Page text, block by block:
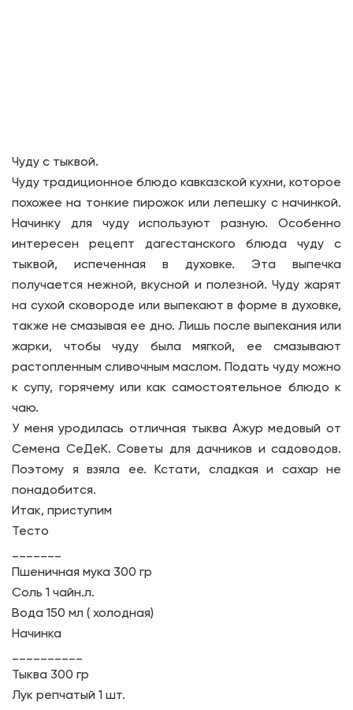
Чуду с тыквой.
Чуду традиционное блюдо кавказской кухни, которое
похожее на тонкие пирожок или лепешку с начинкой.
Начинку для чуду используют разную. Особенно
интересен рецепт дагестанского блюда чуду с
тыквой, испеченная в духовке. Эта выпечка
получается нежной, вкусной и полезной. Чуду жарят
на сухой сковороде или выпекают в форме в духовке,
также не смазывая ее дно. Лишь после выпекания или
жарки, чтобы чуду была мягкой, ее смазывают
растопленным сливочным маслом. Подать чуду можно
к супу, горячему или как самостоятельное блюдо к
чаю.
У меня уродилась отличная тыква Ажур медовый от
Семена СеДеК. Советы для дачников и садоводов.
Поэтому я взяла ее. Кстати, сладкая и сахар не
понадобится.
Итак, приступим
Тесто
Пшеничная мука 300 гр
Соль 1 чайн.л.
Вода 150 мл ( холодная)
Начинка
Тыква 300 гр
Лук репчатый 1 шт.